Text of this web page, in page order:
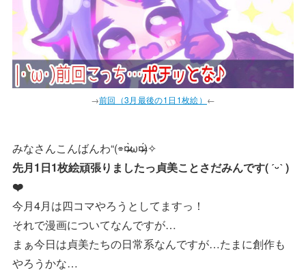
→前回（3月最後の1日1枚絵） ←
みなさんこんばんわ“(⌯¤̴̶̷̀ω¤̴̶̷́)✧
先月1日1枚絵頑張りましたっ貞美ことさだみんです( ˊᵕˋ )
❤️
今月4月は四コマやろうとしてますっ！
それで漫画についてなんですが…
まぁ今日は貞美たちの日常系なんですが…たまに創作も
やろうかな…